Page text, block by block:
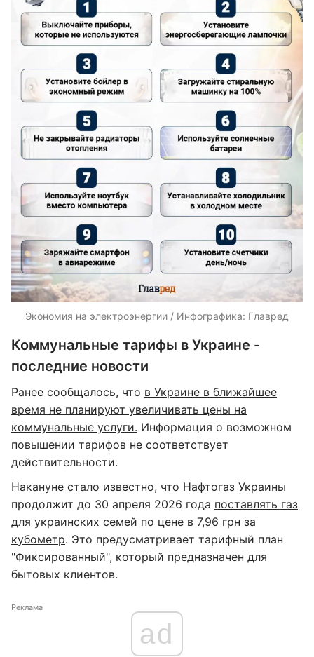
Экономия на электроэнергии / Инфографика: Главред
Коммунальные тарифы в Украине -
последние новости
Ранее сообщалось, что в Украине в ближайшее
время не планируют увеличивать цены на
коммунальные услуги. Информация о возможном
повышении тарифов не соответствует
действительности.
Накануне стало известно, что Нафтогаз Украины
продолжит до 30 апреля 2026 года поставлять газ
для украинских семей по цене в 7,96 грн за
кубометр. Это предусматривает тарифный план
"Фиксированный", который предназначен для
бытовых клиентов.
Реклама
ad